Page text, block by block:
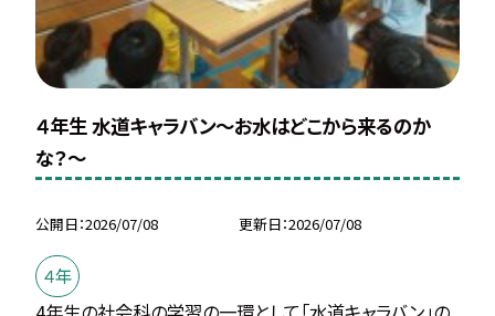
４年生 水道キャラバン～お水はどこから来るのか
な？～
公開日 2026/07/08 更新日 2026/07/08
４年